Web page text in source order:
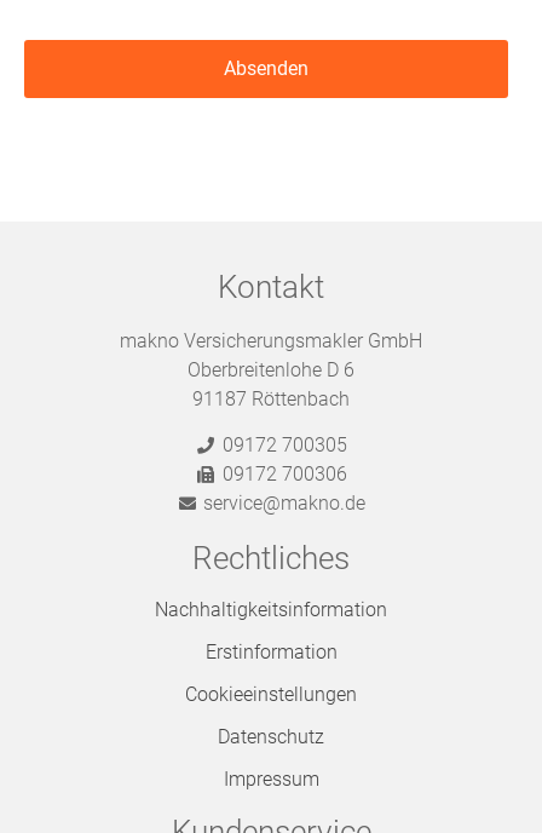
Kontakt
makno Versicherungsmakler GmbH
Oberbreitenlohe D 6
91187 Röttenbach
09172 700305
09172 700306
service@makno.de
Rechtliches
Nachhaltigkeitsinformation
Erstinformation
Cookieeinstellungen
Datenschutz
Impressum